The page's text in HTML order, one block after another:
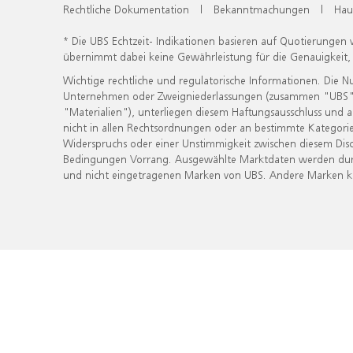
Rechtliche Dokumentation | Bekanntmachungen |
* Die UBS Echtzeit- Indikationen basieren auf
übernimmt dabei keine Gewährleistung für die
Wichtige rechtliche und regulatorische Informationen. Die
Unternehmen oder Zweigniederlassungen (zusammen
"Materialien"), unterliegen diesem Haftungsausschluss
nicht in allen Rechtsordnungen oder an bestimmte
Widerspruchs oder einer Unstimmigkeit zwischen diesem
Bedingungen Vorrang. Ausgewählte Marktdaten werden
und nicht eingetragenen Marken von UBS. Andere Marken